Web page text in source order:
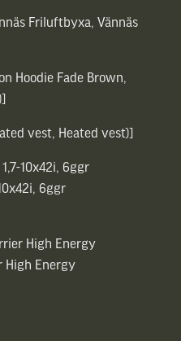
Friluftbyxa, Vännäs
Hoodie Fade Brown,
vest, Heated vest)]
10x42i, 6ggr
6ggr
High Energy
High Energy